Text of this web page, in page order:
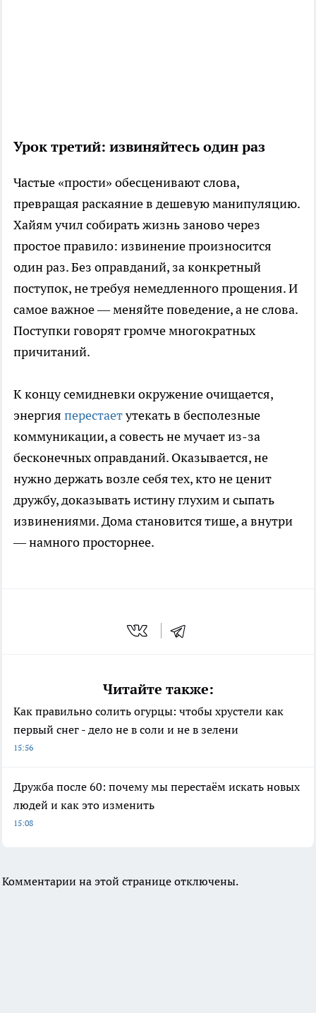
Урок третий: извиняйтесь один раз
Частые «прости» обесценивают слова,
превращая раскаяние в дешевую манипуляцию.
Хайям учил собирать жизнь заново через
простое правило: извинение произносится
один раз. Без оправданий, за конкретный
поступок, не требуя немедленного прощения. И
самое важное — меняйте поведение, а не слова.
Поступки говорят громче многократных
причитаний.
К концу семидневки окружение очищается,
энергия перестаетутекать в бесполезные
коммуникации, а совесть не мучает из-за
бесконечных оправданий. Оказывается, не
нужно держать возле себя тех, кто не ценит
дружбу, доказывать истину глухим и сыпать
извинениями. Дома становится тише, а внутри
— намного просторнее.
Читайте также:
Как правильно солить огурцы: чтобы хрустели как
первый снег - дело не в соли и не в зелени
15:56
Дружба после 60: почему мы перестаём искать новых
людей и как это изменить
15:08
Комментарии на этой странице отключены.